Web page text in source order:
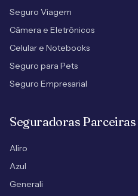
Seguro Viagem
Câmera e Eletrônicos
Celular e Notebooks
Seguro para Pets
Seguro Empresarial
Seguradoras Parceiras
Aliro
Azul
Generali